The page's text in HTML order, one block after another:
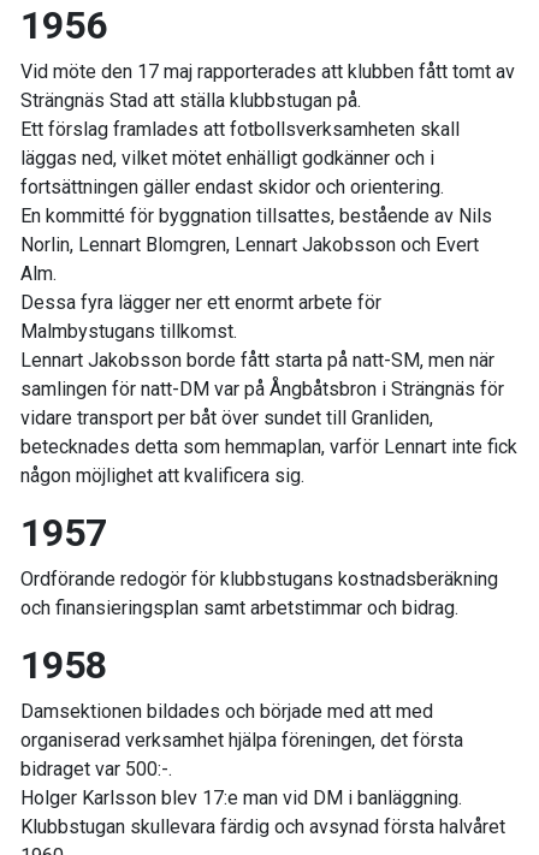
1956
Vid möte den 17 maj rapporterades att klubben fått tomt av
Strängnäs Stad att ställa klubbstugan på.
Ett förslag framlades att fotbollsverksamheten skall
läggas ned, vilket mötet enhälligt godkänner och i
fortsättningen gäller endast skidor och orientering.
En kommitté för byggnation tillsattes, bestående av Nils
Norlin, Lennart Blomgren, Lennart Jakobsson och Evert
Alm.
Dessa fyra lägger ner ett enormt arbete för
Malmbystugans tillkomst.
Lennart Jakobsson borde fått starta på natt-SM, men när
samlingen för natt-DM var på Ångbåtsbron i Strängnäs för
vidare transport per båt över sundet till Granliden,
betecknades detta som hemmaplan, varför Lennart inte fick
någon möjlighet att kvalificera sig.
1957
Ordförande redogör för klubbstugans kostnadsberäkning
och finansieringsplan samt arbetstimmar och bidrag.
1958
Damsektionen bildades och började med att med
organiserad verksamhet hjälpa föreningen, det första
bidraget var 500:-.
Holger Karlsson blev 17:e man vid DM i banläggning.
Klubbstugan skullevara färdig och avsynad första halvåret